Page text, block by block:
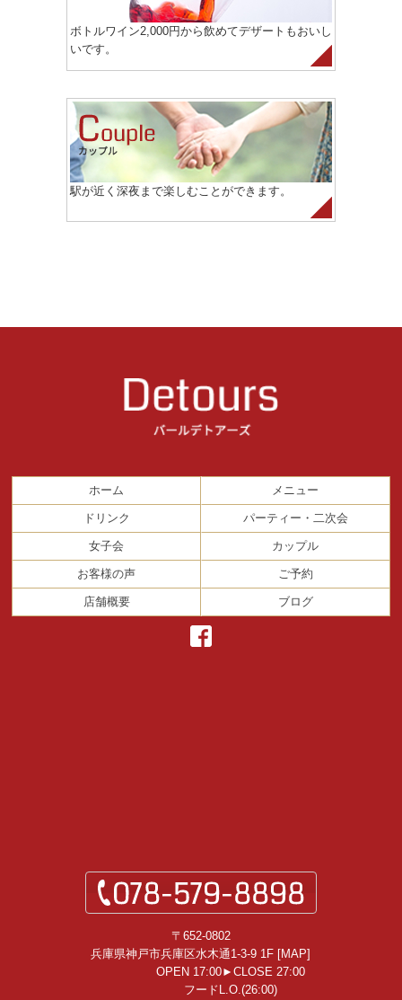
ボトルワイン2,000円から飲めてデザートもおいし
いです。
駅が近く深夜まで楽しむことができます。
ホーム メニュー
ドリンク パーティー・二次会
女子会 カップル
お客様の声 ご予約
店舗概要 ブログ
〒652-0802
兵庫県神戸市兵庫区水木通1-3-9 1F [MAP]
OPEN 17:00►CLOSE 27:00
フードL.O.(26:00)